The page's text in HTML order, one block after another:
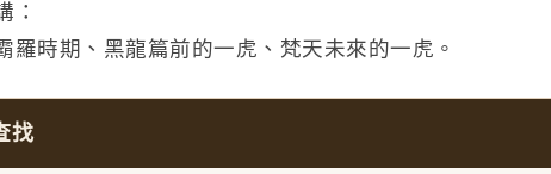
：
羅時期、黑龍篇前的一虎、梵天未來的一虎。
找